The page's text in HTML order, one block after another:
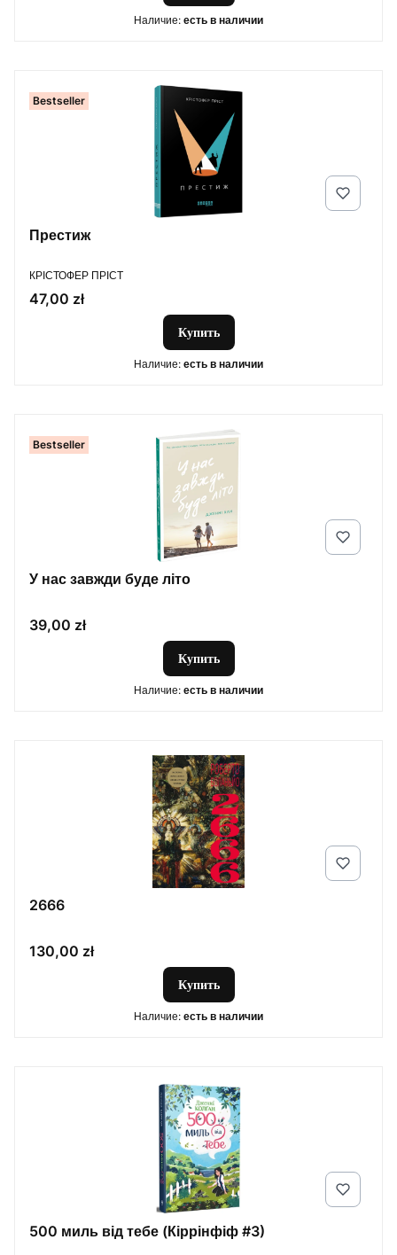
Наличие: есть в наличии
Bestseller
Престиж
ПРОИЗВОДИТЕЛЬ
КРІСТОФЕР ПРІСТ
Цена
47,00 zł
Купить
Наличие: есть в наличии
Bestseller
У нас завжди буде літо
Цена
39,00 zł
Купить
Наличие: есть в наличии
2666
Цена
130,00 zł
Купить
Наличие: есть в наличии
500 миль від тебе (Кіррінфіф #3)